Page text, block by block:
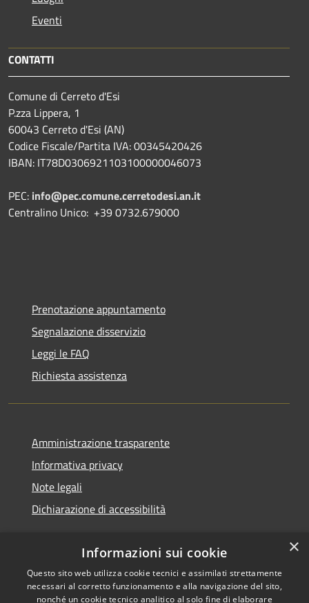
Eventi
CONTATTI
Comune di Cerreto d'Esi
P.zza Lippera, 1
60043 Cerreto d'Esi (AN)
Codice Fiscale/Partita IVA: 00345420426
IBAN: IT78D0306921103100000046073
PEC: info@pec.comune.cerretodesi.an.it
Centralino Unico: +39 0732.679000
Prenotazione appuntamento
Segnalazione disservizio
Leggi le FAQ
Richiesta assistenza
Amministrazione trasparente
Informativa privacy
Note legali
Dichiarazione di accessibilità
RSS
Accessibilità
Copyright © 2026 • Comune di
Cerreto d'Esi • Powered by
×
Informazioni sui cookie
Questo sito web utilizza cookie tecnici e assimilati strettamente
necessari al corretto funzionamento e alla navigazione del sito,
nonché un cookie tecnico analitico al solo fine di elaborare